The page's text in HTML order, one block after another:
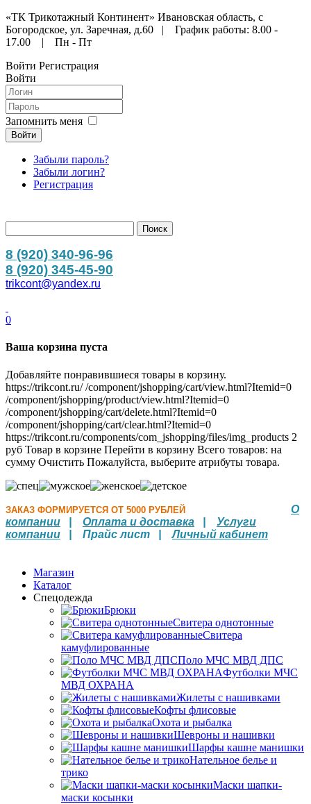
«ТК Трикотажный Континент» Ивановская область, с
Богородское, ул. Заречная, д.60 | График работы: 8.00 -
17.00 | Пн - Пт
Войти Регистрация
Войти
Запомнить меня
Войти
Забыли пароль?
Забыли логин?
Регистрация
8 (920) 340-96-96
8 (920) 345-45-90
trikcont@yandex.ru
0
Ваша корзина пуста
Добавляйте понравившиеся товары в корзину.
https://trikcont.ru/ /component/jshopping/cart/view.html?Itemid=0
/component/jshopping/product/view.html?Itemid=0
/component/jshopping/cart/delete.html?Itemid=0
/component/jshopping/cart/clear.html?Itemid=0
https://trikcont.ru/components/com_jshopping/files/img_products 2
руб Товар в корзине Перейти в корзину Всего товаров: на
сумму Очистить Пожалуйста, выберите атрибуты товара.
ЗАКАЗ ФОРМИРУЕТСЯ ОТ 5000 РУБЛЕЙ
О
компании
Оплата и доставка
Услуги
компании | Прайс лист |Личный кабинет
Магазин
Каталог
Спецодежда
Брюки
Свитера однотонные
Свитера
камуфлированные
Поло МЧС МВД ДПС
Футболки МЧС
МВД ОХРАНА
Жилеты с нашивками
Кофты флисовые
Охота и рыбалка
Шевроны и нашивки
Шарфы кашне манишки
Нательное белье и
трико
Маски шапки-
маски косынки